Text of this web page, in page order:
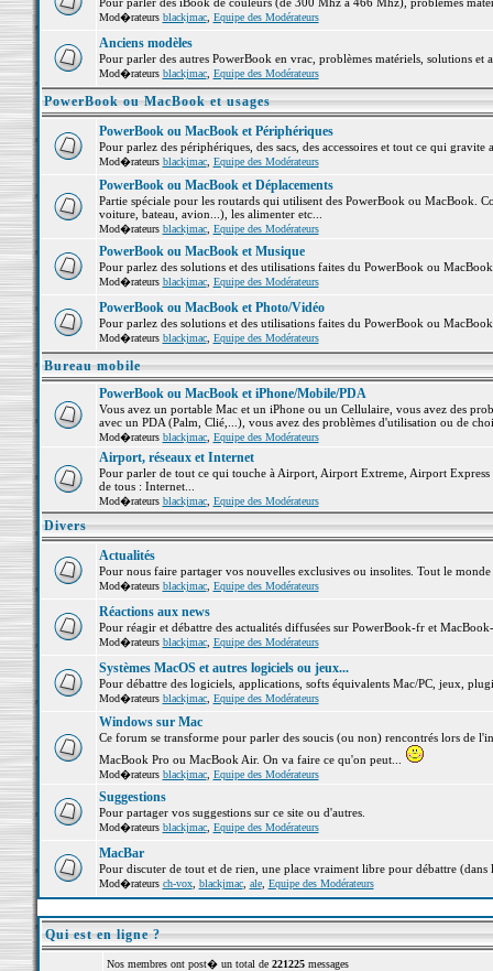
Mod�rateurs blackjmac, Equipe des Modérateurs
Anciens modèles
Pour parler des autres PowerBook en vrac, problèmes matériels, solutions et
Mod�rateurs blackjmac, Equipe des Modérateurs
PowerBook ou MacBook et usages
PowerBook ou MacBook et Périphériques
Pour parlez des périphériques, des sacs, des accessoires et tout ce qui
Mod�rateurs blackjmac, Equipe des Modérateurs
PowerBook ou MacBook et Déplacements
Partie spéciale pour les routards qui utilisent des PowerBook ou MacBook.
voiture, bateau, avion...), les alimenter etc...
Mod�rateurs blackjmac, Equipe des Modérateurs
PowerBook ou MacBook et Musique
Pour parlez des solutions et des utilisations faites du PowerBook ou
Mod�rateurs blackjmac, Equipe des Modérateurs
PowerBook ou MacBook et Photo/Vidéo
Pour parlez des solutions et des utilisations faites du PowerBook ou
Mod�rateurs blackjmac, Equipe des Modérateurs
Bureau mobile
PowerBook ou MacBook et iPhone/Mobile/PDA
Vous avez un portable Mac et un iPhone ou un Cellulaire, vous avez des
avec un PDA (Palm, Clié,...), vous avez des problèmes d'utilisation ou de
Mod�rateurs blackjmac, Equipe des Modérateurs
Airport, réseaux et Internet
Pour parler de tout ce qui touche à Airport, Airport Extreme, Airport
de tous : Internet...
Mod�rateurs blackjmac, Equipe des Modérateurs
Divers
Actualités
Pour nous faire partager vos nouvelles exclusives ou insolites. Tout le
Mod�rateurs blackjmac, Equipe des Modérateurs
Réactions aux news
Pour réagir et débattre des actualités diffusées sur PowerBook-fr et
Mod�rateurs blackjmac, Equipe des Modérateurs
Systèmes MacOS et autres logiciels ou jeux...
Pour débattre des logiciels, applications, softs équivalents Mac/PC, jeux,
Mod�rateurs blackjmac, Equipe des Modérateurs
Windows sur Mac
Ce forum se transforme pour parler des soucis (ou non) rencontrés lors de
MacBook Pro ou MacBook Air. On va faire ce qu'on peut...
Mod�rateurs blackjmac, Equipe des Modérateurs
Suggestions
Pour partager vos suggestions sur ce site ou d'autres.
Mod�rateurs blackjmac, Equipe des Modérateurs
MacBar
Pour discuter de tout et de rien, une place vraiment libre pour débattre (dans
Mod�rateurs ch-vox, blackjmac, ale, Equipe des Modérateurs
Qui est en ligne ?
Nos membres ont post� un total de 221225messages